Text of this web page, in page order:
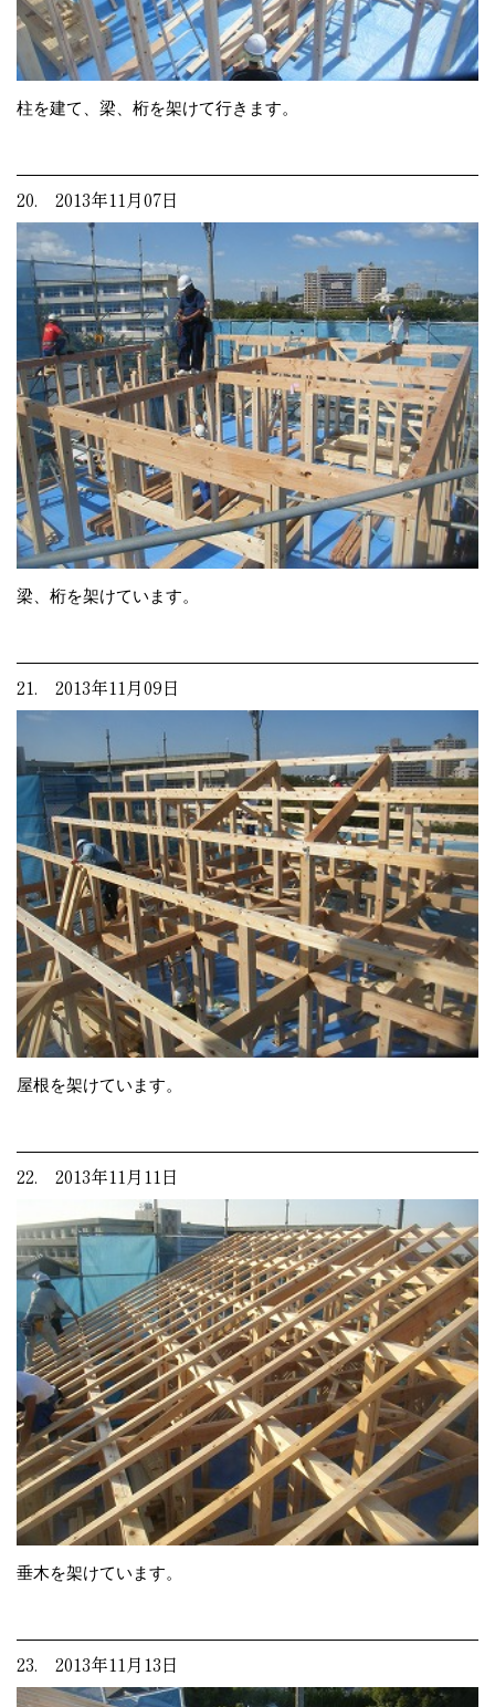
柱を建て、梁、桁を架けて行きます。
20. 2013年11月07日
梁、桁を架けています。
21. 2013年11月09日
屋根を架けています。
22. 2013年11月11日
垂木を架けています。
23. 2013年11月13日